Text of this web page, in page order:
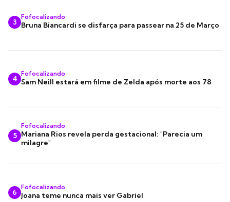
3
Fofocalizando
Bruna Biancardi se disfarça para passear na 25 de Março
4
Fofocalizando
Sam Neill estará em filme de Zelda após morte aos 78
5
Fofocalizando
Mariana Rios revela perda gestacional: "Parecia um
milagre"
6
Fofocalizando
Joana teme nunca mais ver Gabriel